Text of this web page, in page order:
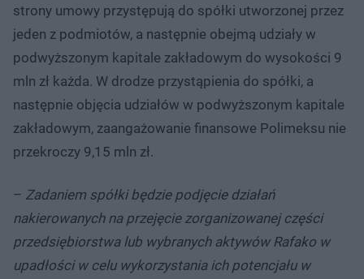
strony umowy przystępują do spółki utworzonej przez
jeden z podmiotów, a następnie obejmą udziały w
podwyższonym kapitale zakładowym do wysokości 9
mln zł każda. W drodze przystąpienia do spółki, a
następnie objęcia udziałów w podwyższonym kapitale
zakładowym, zaangażowanie finansowe Polimeksu nie
przekroczy 9,15 mln zł.
– Zadaniem spółki będzie podjęcie działań
nakierowanych na przejęcie zorganizowanej części
przedsiębiorstwa lub wybranych aktywów Rafako w
upadłości w celu wykorzystania ich potencjału w